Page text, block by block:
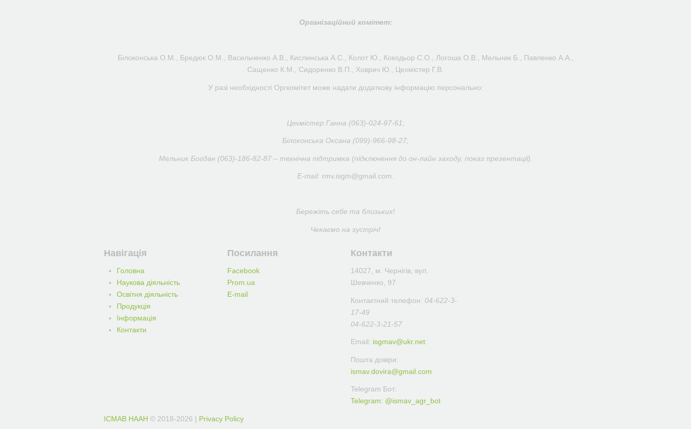
Організаційний комітет:
Білоконська О.М., Бредюк О.М., Васильченко А.В., Кислинська А.С., Колот Ю., Кокодьор С.О., Логоша О.В., Мельник Б., Павленко А.А.,
Сащенко К.М., Сидоренко В.П., Ховрич Ю., Цехмістер Г.В.
У разі необхідності Оргкомітет може надати додаткову інформацію персонально:
Цехмістер Ганна (063)-024-97-61;
Білоконська Оксана (099)-966-98-27;
Мельник Богдан (063)-186-82-87 – технічна підтримка (підключення до он-лайн заходу, показ презентації).
E-mail: rmv.isgm@gmail.com.
Бережіть себе та близьких!
Чекаємо на зустріч!
Навігація
Головна
Наукова діяльність
Освітня діяльність
Продукція
Iнформацiя
Контакти
Посилання
Facebook
Prom.ua
E-mail
Контакти
14027, м. Чернігів, вул.
Шевченко, 97
Контактний телефон: 04-622-3-
17-49
04-622-3-21-57
Email: isgmav@ukr.net
Пошта довіри:
ismav.dovira@gmail.com
Telegram Бот:
Telegram: @ismav_agr_bot
IСМАВ НААН © 2018-2026 | Privacy Policy